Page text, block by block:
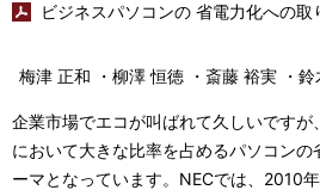
ビジネスパソコンの 省電力化への取
梅津 正和 ・柳澤 恒徳 ・斎藤 裕実 ・
企業市場でエコが叫ばれて久しいです
において大きな比率を占めるパソコン
ーマとなっています。NECでは、2010